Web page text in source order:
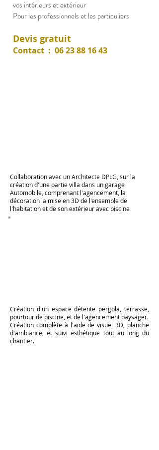
vos intérieurs et extérieur
Pour les professionnels et les particuliers
Devis gratuit
Contact : 06 23 88 16 43
Collaboration avec un Architecte DPLG, sur la
création d'une partie villa dans un garage
Automobile, comprenant l'agencement, la
décoration la mise en 3D de l'ensemble de
l'habitation et de son extérieur avec piscine
Création d'un espace détente pergola, terrasse,
pourtour de piscine, et de l'agencement paysager.
Création complète à l'aide de visuel 3D, planche
d'ambiance, et suivi esthétique tout au long du
chantier.